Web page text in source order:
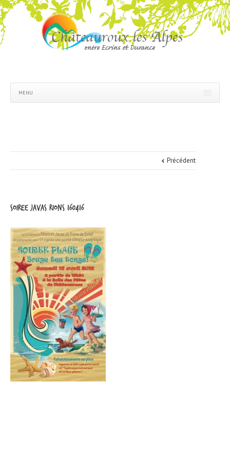
MENU
Précédent
soiree javas rions 160416